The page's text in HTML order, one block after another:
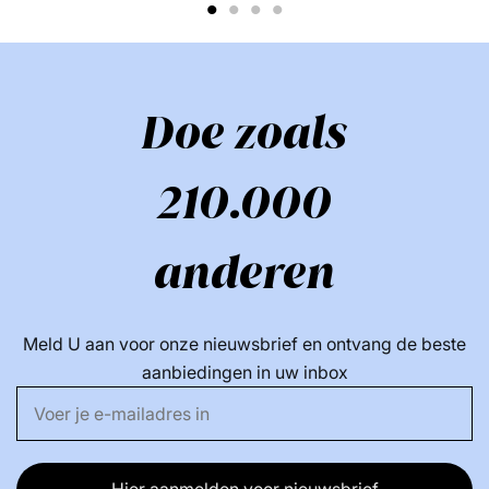
Slechts één is echt
echter in de buurt van BLAX®-kwaliteit. Iemand is te
na een enkele run. Anderen kraken zelfs bij de
geringste belasting, bijvoorbeeld wanneer ze uit nat
maar alleen een BLAX®.
Als je BLAX® eenmaal hebt geprobeerd, zal je nooit
meer een andere haarelastiek gebruiken. Gentle
BLAX® is een must voor wie dun en fijn haar heeft en
voor wie elke dag paardenstaarten of haren heeft. Het
elastiek is onmisbaar voor wie zwetend zwemt en
1 2 3 4
Doe zoals
210.000
anderen
Meld U aan voor onze nieuwsbrief en ontvang de beste
aanbiedingen in uw inbox